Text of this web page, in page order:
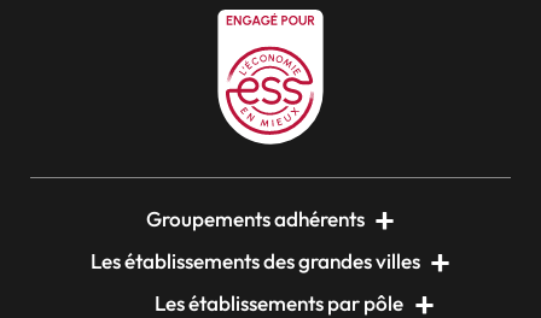
Groupements adhérents
Les établissements des grandes villes
Les établissements par pôle